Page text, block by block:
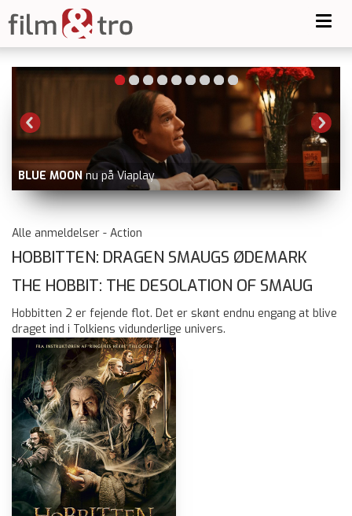
MIRAKLET PÅ HUDSONFLODEN
nu på Netflix udover Prime
Video, Viaplay, dvd og blu-ray
Alle anmeldelser - Action
HOBBITTEN: DRAGEN SMAUGS ØDEMARK
THE HOBBIT: THE DESOLATION OF SMAUG
Hobbitten 2 er fejende flot. Det er skønt endnu engang at blive
draget ind i Tolkiens vidunderlige univers.